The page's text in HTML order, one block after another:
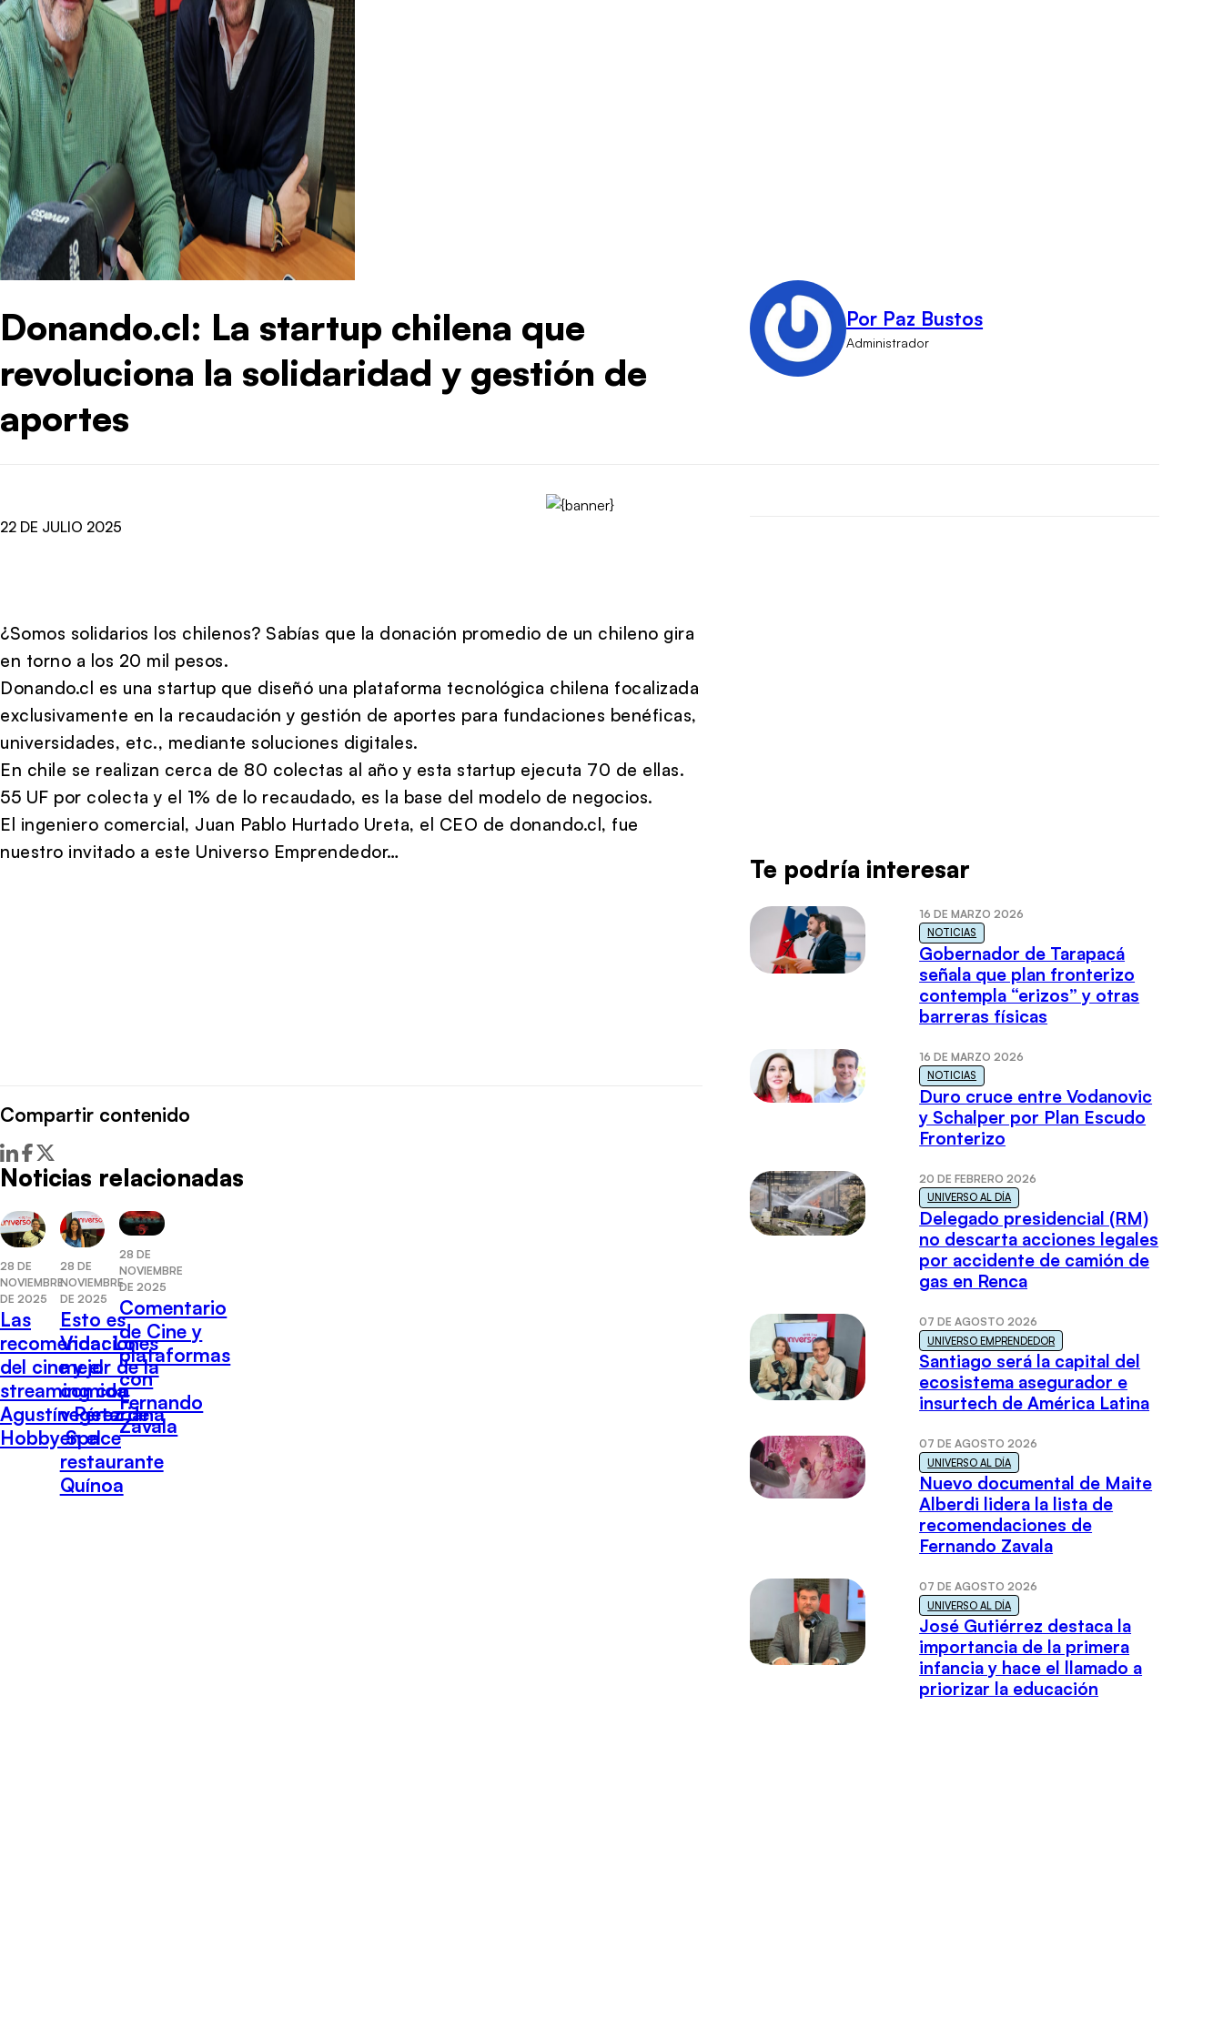
Donando.cl: La startup chilena que
revoluciona la solidaridad y gestión de
aportes
Por Paz Bustos
Administrador
22 DE JULIO 2025
¿Somos solidarios los chilenos? Sabías que la donación promedio de un chileno gira
en torno a los 20 mil pesos.
Donando.cl es una startup que diseñó una plataforma tecnológica chilena focalizada
exclusivamente en la recaudación y gestión de aportes para fundaciones benéficas,
universidades, etc., mediante soluciones digitales.
En chile se realizan cerca de 80 colectas al año y esta startup ejecuta 70 de ellas.
55 UF por colecta y el 1% de lo recaudado, es la base del modelo de negocios.
El ingeniero comercial, Juan Pablo Hurtado Ureta, el CEO de donando.cl, fue
nuestro invitado a este Universo Emprendedor…
Compartir contenido
Noticias relacionadas
28 DE
NOVIEMBRE
DE 2025
Las
recomendaciones
del cine y el
streaming con
Agustín Pérez de
Hobby Space
28 DE
NOVIEMBRE
DE 2025
Esto es
Vida: Lo
mejor de la
comida
vegetariana
en el
restaurante
Quínoa
28 DE
NOVIEMBRE
DE 2025
Comentario
de Cine y
plataformas
con
Fernando
Zavala
Te podría interesar
16 DE MARZO 2026
NOTICIAS
Gobernador de Tarapacá
señala que plan fronterizo
contempla “erizos” y otras
barreras físicas
16 DE MARZO 2026
NOTICIAS
Duro cruce entre Vodanovic
y Schalper por Plan Escudo
Fronterizo
20 DE FEBRERO 2026
UNIVERSO AL DÍA
Delegado presidencial (RM)
no descarta acciones legales
por accidente de camión de
gas en Renca
07 DE AGOSTO 2026
UNIVERSO EMPRENDEDOR
Santiago será la capital del
ecosistema asegurador e
insurtech de América Latina
07 DE AGOSTO 2026
UNIVERSO AL DÍA
Nuevo documental de Maite
Alberdi lidera la lista de
recomendaciones de
Fernando Zavala
07 DE AGOSTO 2026
UNIVERSO AL DÍA
José Gutiérrez destaca la
importancia de la primera
infancia y hace el llamado a
priorizar la educación